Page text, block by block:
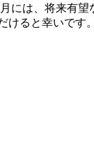
は、将来有望
ると幸いです。